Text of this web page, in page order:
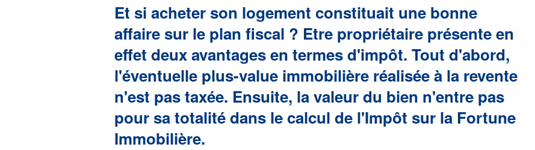
Et si acheter son logement constituait une bonne
affaire sur le plan fiscal ? Etre propriétaire présente en
effet deux avantages en termes d'impôt. Tout d'abord,
l'éventuelle plus-value immobilière réalisée à la revente
n'est pas taxée. Ensuite, la valeur du bien n'entre pas
pour sa totalité dans le calcul de l'Impôt sur la Fortune
Immobilière.